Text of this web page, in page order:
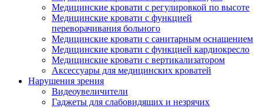
Медицинские кровати с регулировкой по высоте
Медицинские кровати с функцией
переворачивания больного
Медицинские кровати с санитарным оснащением
Медицинские кровати с функцией кардиокресло
Медицинские кровати с вертикализатором
Аксессуары для медицинских кроватей
Нарушения зрения
Видеоувеличители
Гаджеты для слабовидящих и незрячих